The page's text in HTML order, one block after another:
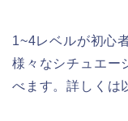
1~4レベルが初心
様々なシチュエー
べます。詳しくは